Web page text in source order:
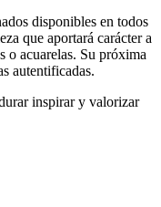
disponibles en todos
que aportará carácter a
o acuarelas. Su próxima
autentificadas.
inspirar y valorizar